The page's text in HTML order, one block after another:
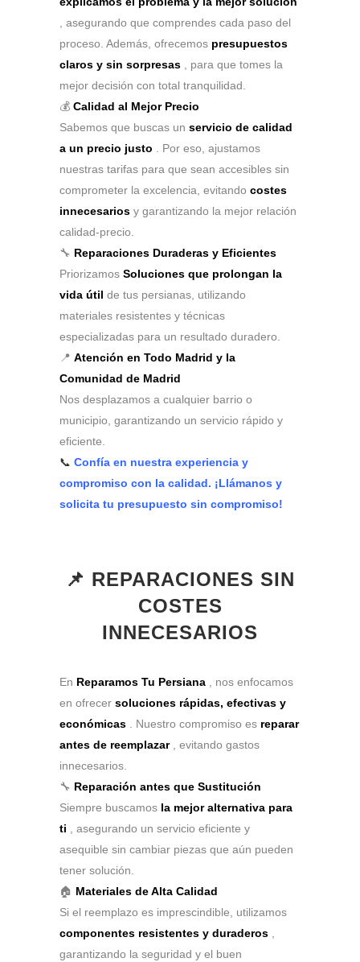
, asegurando que comprendes cada paso del
proceso. Además, ofrecemos presupuestos
claros y sin sorpresas , para que tomes la
mejor decisión con total tranquilidad.
💰 Calidad al Mejor Precio
Sabemos que buscas un servicio de calidad
a un precio justo . Por eso, ajustamos
nuestras tarifas para que sean accesibles sin
comprometer la excelencia, evitando costes
innecesarios y garantizando la mejor relación
calidad-precio.
🔧 Reparaciones Duraderas y Eficientes
Priorizamos Soluciones que prolongan la
vida útil de tus persianas, utilizando
materiales resistentes y técnicas
especializadas para un resultado duradero.
📍 Atención en Todo Madrid y la
Comunidad de Madrid
Nos desplazamos a cualquier barrio o
municipio, garantizando un servicio rápido y
eficiente.
📞 Confía en nuestra experiencia y
compromiso con la calidad. ¡Llámanos y
solicita tu presupuesto sin compromiso!
📌 REPARACIONES SIN
COSTES
INNECESARIOS
En Reparamos Tu Persiana , nos enfocamos
en ofrecer soluciones rápidas, efectivas y
económicas . Nuestro compromiso es reparar
antes de reemplazar, evitando gastos
innecesarios.
🔧 Reparación antes que Sustitución
Siempre buscamos la mejor alternativa para
ti , asegurando un servicio eficiente y
asequible sin cambiar piezas que aún pueden
tener solución.
🏠 Materiales de Alta Calidad
Si el reemplazo es imprescindible, utilizamos
componentes resistentes y duraderos ,
garantizando la seguridad y el buen